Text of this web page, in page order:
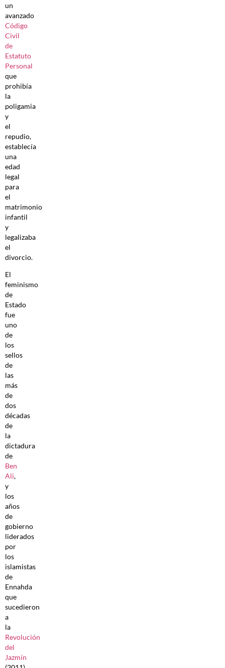
un
avanzado
Código
Civil
de
Estatuto
Personal
que
prohibía
la
poligamia
y
el
repudio,
establecía
una
edad
legal
para
el
matrimonio
infantil
y
legalizaba
el
divorcio.
El
feminismo
de
Estado
fue
uno
de
los
sellos
de
las
más
de
dos
décadas
de
la
dictadura
de
Ben
Ali,
y
los
años
de
gobierno
liderados
por
los
islamistas
de
Ennahda
que
sucedieron
a
la
Revolución
del
Jazmín